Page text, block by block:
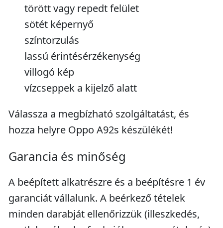
törött vagy repedt felület
sötét képernyő
színtorzulás
lassú érintésérzékenység
villogó kép
vízcseppek a kijelző alatt
Válassza a megbízható szolgáltatást, és
hozza helyre Oppo A92s készülékét!
Garancia és minőség
A beépített alkatrészre és a beépítésre 1 év
garanciát vállalunk. A beérkező tételek
minden darabját ellenőrizzük (illeszkedés,